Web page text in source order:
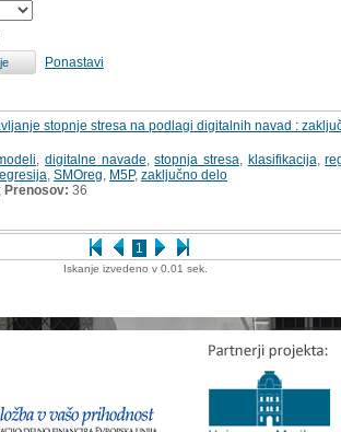
Ponastavi
1
stopnje stresa na podlagi digitalnih navad :
digitalne navade ,stopnja stresa klasifikacija ,
SMOreg M5P, zaključno delo
Prenosov: 36
Iskanje izvedeno v 0.01 sek.